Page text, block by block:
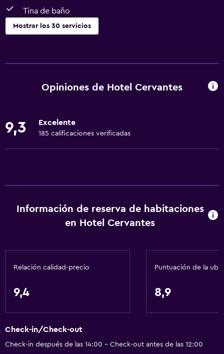
Tina de baño
Mostrar los 30 servicios
Wifi gratis
Toallas
Papeleras
Tina de baño
Inodoro adaptado
Ducha
Baño privado
Opiniones de Hotel Cervantes
9,3 Excelente
185 calificaciones verificadas
Información de reserva de habitaciones
en Hotel Cervantes
Relación calidad-precio
9,4
Puntuación de la
8,9
Check-in/Check-out
Check-in después de las 14:00 - Check-out antes de las 12:00